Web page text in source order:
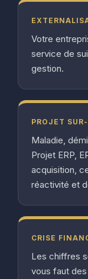
Votre
service de
gestion.
PROJET
Maladie,
Projet ERP,
acquisition,
réactivité et
CRISE
Les chiffres
vous faut